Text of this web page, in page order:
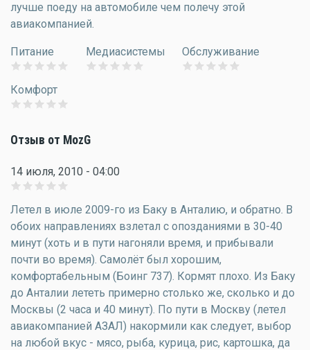
лучше поеду на автомобиле чем полечу этой
авиакомпанией.
Питание Медиасистемы Обслуживание
Комфорт
Отзыв от MozG
14 июля, 2010 - 04:00
Летел в июле 2009-го из Баку в Анталию, и обратно. В
обоих направлениях взлетал с опозданиями в 30-40
минут (хоть и в пути нагоняли время, и прибывали
почти во время). Самолёт был хорошим,
комфортабельным (Боинг 737). Кормят плохо. Из Баку
до Анталии лететь примерно столько же, сколько и до
Москвы (2 часа и 40 минут). По пути в Москву (летел
авиакомпанией АЗАЛ) накормили как следует, выбор
на любой вкус - мясо, рыба, курица, рис, картошка, да